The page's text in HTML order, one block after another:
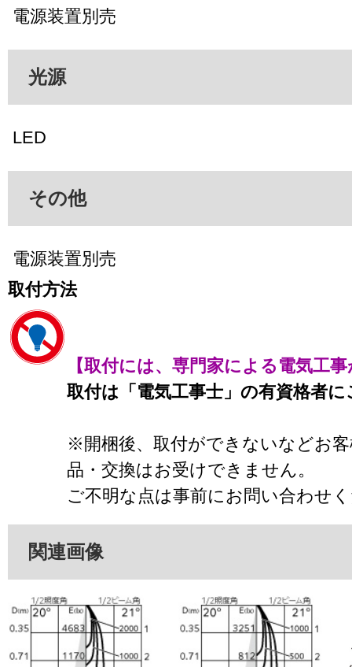
電源装置別売
光源
LED
その他
電源装置別売
取付方法
【取付には、専門家による電気工
取付は「電気工事士」の有資格者
※開梱後、取付ができないなどお
品・交換はお受けできません。
ご不明な点は事前にお問い合わせ
関連画像